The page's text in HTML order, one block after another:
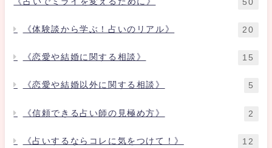
50
《体験談から学ぶ！占いのリアル》 20
《恋愛や結婚に関する相談》 15
《恋愛や結婚以外に関する相談》 5
《信頼できる占い師の見極め方》 2
《占いするならコレに気をつけて！》 12